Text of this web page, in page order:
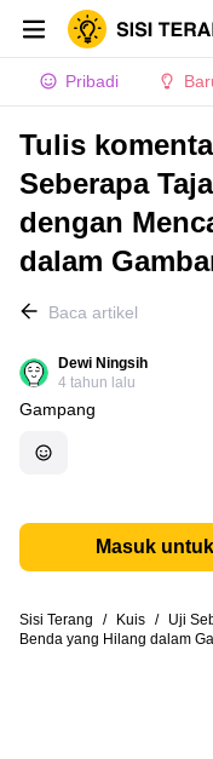
Pribadi
Tulis
Seberapa
dengan
dalam
Baca artikel
Dewi Ningsih
4 tahun lalu
Gampang
Masuk
Sisi Terang / Kuis /
Uji
Benda yang Hilang dalam